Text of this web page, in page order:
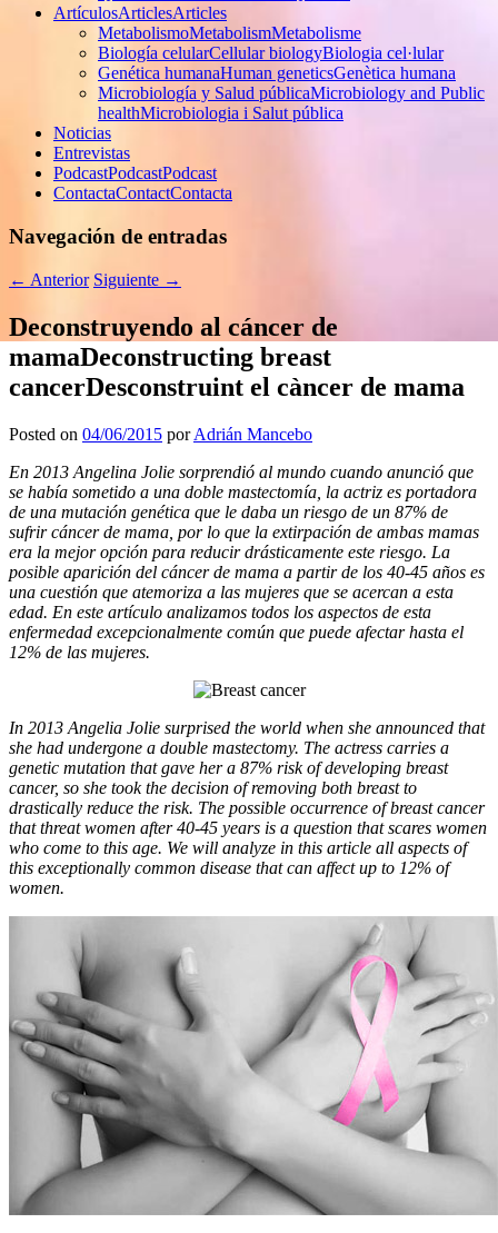
ArtículosArticlesArticles
MetabolismoMetabolismMetabolisme
Biología celularCellular biologyBiologia cel·lular
Genética humanaHuman geneticsGenètica humana
Microbiología y Salud públicaMicrobiology and Public
healthMicrobiologia i Salut pública
Noticias
Entrevistas
PodcastPodcastPodcast
ContactaContactContacta
Navegación de entradas
← Anterior Siguiente →
Deconstruyendo al cáncer de
mamaDeconstructing breast
cancerDesconstruint el càncer de mama
Posted on 04/06/2015 porAdrián Mancebo
En 2013 Angelina Jolie sorprendió al mundo cuando anunció que
se había sometido a una doble mastectomía, la actriz es portadora
de una mutación genética que le daba un riesgo de un 87% de
sufrir cáncer de mama, por lo que la extirpación de ambas mamas
era la mejor opción para reducir drásticamente este riesgo. La
posible aparición del cáncer de mama a partir de los 40-45 años es
una cuestión que atemoriza a las mujeres que se acercan a esta
edad. En este artículo analizamos todos los aspectos de esta
enfermedad excepcionalmente común que puede afectar hasta el
12% de las mujeres.
In 2013 Angelia Jolie surprised the world when she announced that
she had undergone a double mastectomy. The actress carries a
genetic mutation that gave her a 87% risk of developing breast
cancer, so she took the decision of removing both breast to
drastically reduce the risk. The possible occurrence of breast cancer
that threat women after 40-45 years is a question that scares women
who come to this age. We will analyze in this article all aspects of
this exceptionally common disease that can affect up to 12% of
women.